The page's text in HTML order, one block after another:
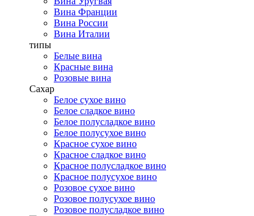
Вина Франции
Вина России
Вина Италии
типы
Белые вина
Красные вина
Розовые вина
Сахар
Белое сухое вино
Белое сладкое вино
Белое полусладкое вино
Белое полусухое вино
Красное сухое вино
Красное сладкое вино
Красное полусладкое вино
Красное полусухое вино
Розовое сухое вино
Розовое полусухое вино
Розовое полусладкое вино